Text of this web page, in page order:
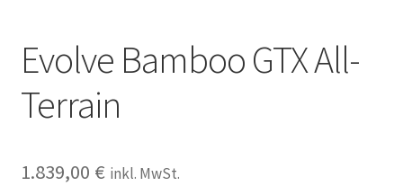
Evolve Bamboo GTX All-
Terrain
1.839,00 € inkl. MwSt.